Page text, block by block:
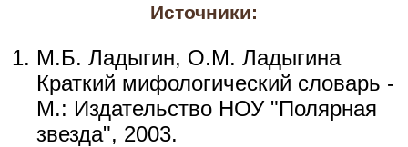
Источники:
М.Б. Ладыгин, О.М. Ладыгина
Краткий мифологический словарь -
М.: Издательство НОУ "Полярная
звезда", 2003.